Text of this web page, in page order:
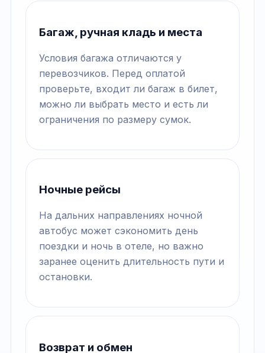
Багаж, ручная кладь и места
Условия багажа отличаются у
перевозчиков. Перед оплатой
проверьте, входит ли багаж в билет,
можно ли выбрать место и есть ли
ограничения по размеру сумок.
Ночные рейсы
На дальних направлениях ночной
автобус может сэкономить день
поездки и ночь в отеле, но важно
заранее оценить длительность пути и
остановки.
Возврат и обмен